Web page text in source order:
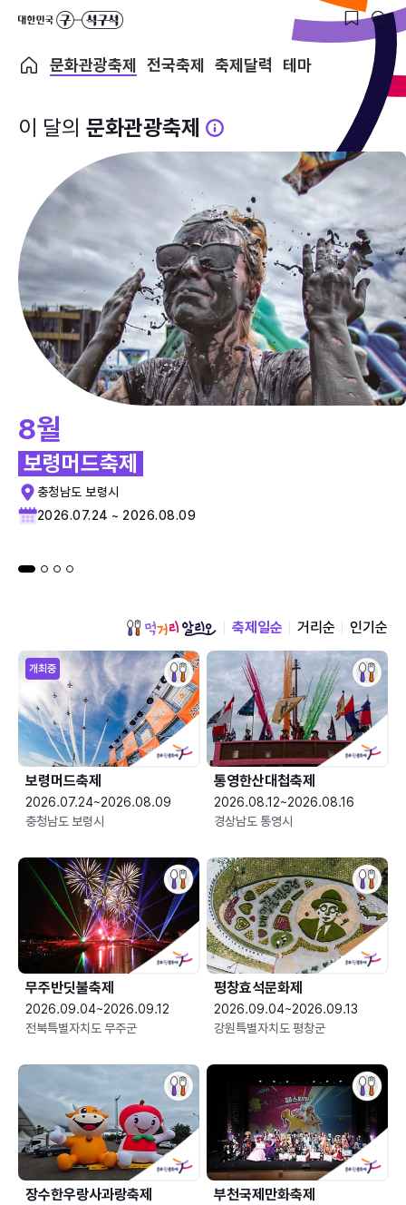
문화관광축제 전국축제 축제달력 테마
이 달의 문화관광축제
8월
보령머드축제
충청남도 보령시
2026.07.24 ~ 2026.08.09
축제일순 거리순 인기순
개최중
보령머드축제
2026.07.24~2026.08.09
충청남도 보령시
통영한산대첩축제
2026.08.12~2026.08.16
경상남도 통영시
무주반딧불축제
2026.09.04~2026.09.12
전북특별자치도 무주군
평창효석문화제
2026.09.04~2026.09.13
강원특별자치도 평창군
장수한우랑사과랑축제 부천국제만화축제